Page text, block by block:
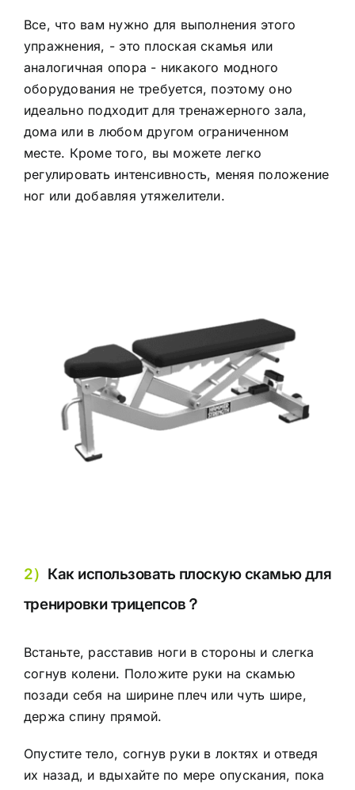
Все, что вам нужно для выполнения этого
упражнения, - это плоская скамья или
аналогичная опора - никакого модного
оборудования не требуется, поэтому оно
идеально подходит для тренажерного зала,
дома или в любом другом ограниченном
месте. Кроме того, вы можете легко
регулировать интенсивность, меняя положение
ног или добавляя утяжелители.
2） Как использовать плоскую скамью для
тренировки трицепсов？
Встаньте, расставив ноги в стороны и слегка
согнув колени. Положите руки на скамью
позади себя на ширине плеч или чуть шире,
держа спину прямой.
Опустите тело, согнув руки в локтях и отведя
их назад, и вдыхайте по мере опускания, пока